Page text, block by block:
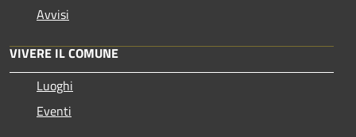
Avvisi
VIVERE IL COMUNE
Luoghi
Eventi